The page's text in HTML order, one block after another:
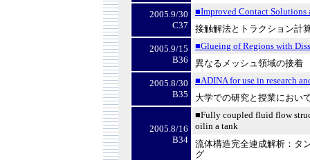
2005.9/30
C37
■Improved Contact
接触解法とトラクション計
2005.9/15
B36
■Glueing of Regions with
異なるメッシュ領域の接着
2005.8/30
B35
■ADINA for use in research
大学での研究と授業におい
2005.8/16
B34
■Fully coupled fluid flow
oilin a tank
流体構造完全連成解析：タ
グ